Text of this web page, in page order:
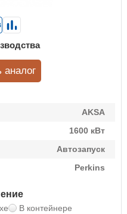
AKSA
1600 кВт
Автозапуск
Perkins
В контейнере
аналог